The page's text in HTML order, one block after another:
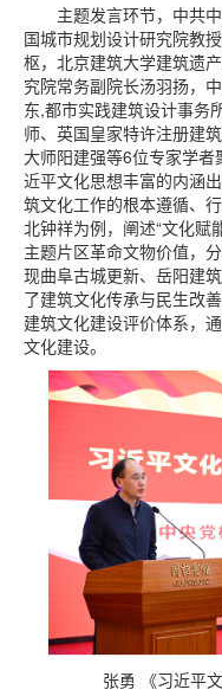
主题发言环节，中共
国城市规划设计研究院教
枢，北京建筑大学建筑遗
究院常务副院长汤羽扬，
东,都市实践建筑设计事务
师、英国皇家特许注册建
大师阳建强等6位专家学
近平文化思想丰富的内涵
筑文化工作的根本遵循、
北钟祥为例，阐述“文化赋
主题片区革命文物价值，
现曲阜古城更新、岳阳建
了建筑文化传承与民生改
建筑文化建设评价体系，
文化建设。
张勇 《习近平